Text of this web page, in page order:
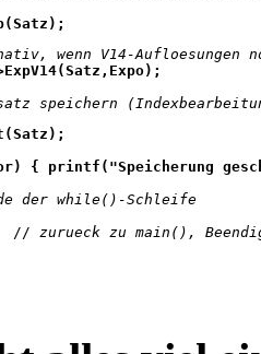
wenn V14-Aufloesungen
speichern
{ printf("Speicherung
der while()-Schleife
// zurueck zu main(),